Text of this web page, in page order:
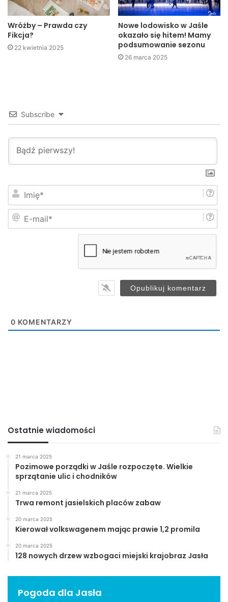
gdzie odsiadywał karę za podobne przestępstwo.
KPP Jasło
Wróżby – Prawda czy
Fikcja?
22 kwietnia 2025
Nowe lodowisko w Jaśle
okazało się hitem! Mamy
podsumowanie sezonu
26 marca 2025
Subscribe
i
m
0 KOMENTARZY
Ostatnie wiadomości
21 marca 2025
Pozimowe porządki w Jaśle rozpoczęte. Wielkie
sprzątanie ulic i chodników
21 marca 2025
Trwa remont jasielskich placów zabaw
20 marca 2025
Kierował volkswagenem mając prawie 1,2 promila
20 marca 2025
128 nowych drzew wzbogaci miejski krajobraz Jasła
Pogoda dla Jasła